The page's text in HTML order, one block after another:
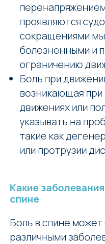
проявляются
сокращениями
болезненными и
ограничению
Боль при
возникающая
движениях или
указывать на
такие как
или протрузии
Какие
спине
Боль в спине
различными